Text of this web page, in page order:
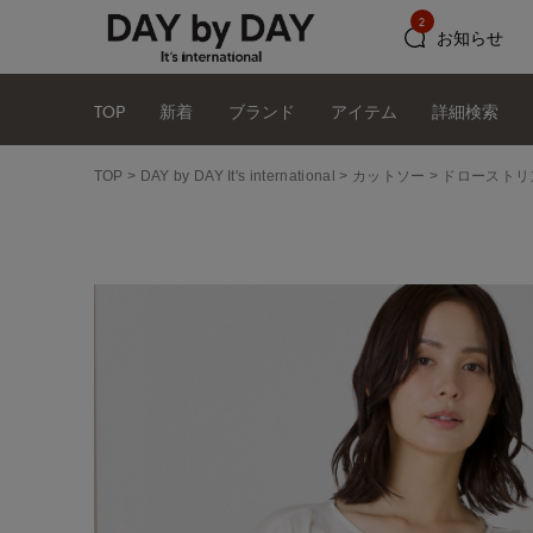
お知らせ
2
TOP 新着 ブランド アイテム 詳細検索
TOP DAY by DAY It's international カットソー ドロースト